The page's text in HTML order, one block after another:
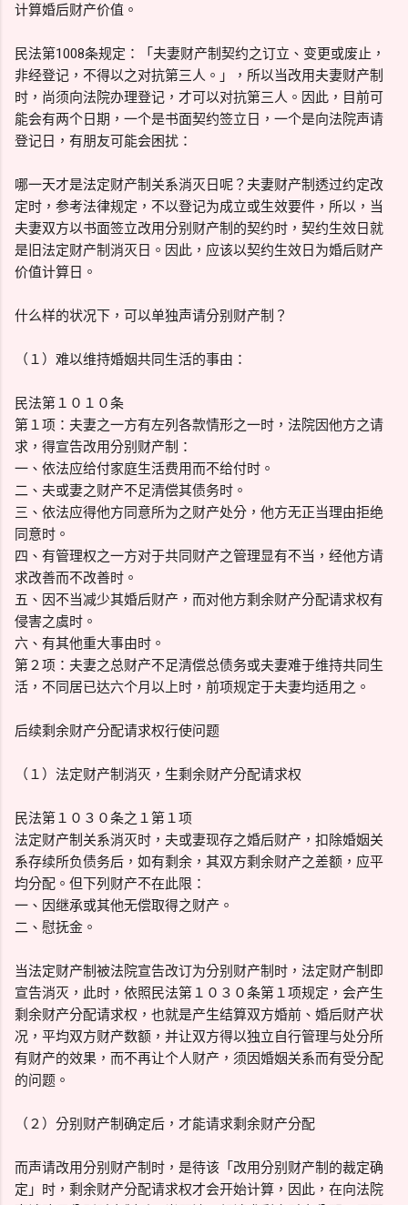
计算婚后财产价值。
民法第1008条规定：「夫妻财产制契约之订立、变更或废止，
非经登记，不得以之对抗第三人。」，所以当改用夫妻财产制
时，尚须向法院办理登记，才可以对抗第三人。因此，目前可
能会有两个日期，一个是书面契约签立日，一个是向法院声请
登记日，有朋友可能会困扰：
哪一天才是法定财产制关系消灭日呢？夫妻财产制透过约定改
定时，参考法律规定，不以登记为成立或生效要件，所以，当
夫妻双方以书面签立改用分别财产制的契约时，契约生效日就
是旧法定财产制消灭日。因此，应该以契约生效日为婚后财产
价值计算日。
什么样的状况下，可以单独声请分别财产制？
（１）难以维持婚姻共同生活的事由：
民法第１０１０条
第１项：夫妻之一方有左列各款情形之一时，法院因他方之请
求，得宣告改用分别财产制：
一、依法应给付家庭生活费用而不给付时。
二、夫或妻之财产不足清偿其债务时。
三、依法应得他方同意所为之财产处分，他方无正当理由拒绝
同意时。
四、有管理权之一方对于共同财产之管理显有不当，经他方请
求改善而不改善时。
五、因不当减少其婚后财产，而对他方剩余财产分配请求权有
侵害之虞时。
六、有其他重大事由时。
第２项：夫妻之总财产不足清偿总债务或夫妻难于维持共同生
活，不同居已达六个月以上时，前项规定于夫妻均适用之。
后续剩余财产分配请求权行使问题
（１）法定财产制消灭，生剩余财产分配请求权
民法第１０３０条之１第１项
法定财产制关系消灭时，夫或妻现存之婚后财产，扣除婚姻关
系存续所负债务后，如有剩余，其双方剩余财产之差额，应平
均分配。但下列财产不在此限：
一、因继承或其他无偿取得之财产。
二、慰抚金。
当法定财产制被法院宣告改订为分别财产制时，法定财产制即
宣告消灭，此时，依照民法第１０３０条第１项规定，会产生
剩余财产分配请求权，也就是产生结算双方婚前、婚后财产状
况，平均双方财产数额，并让双方得以独立自行管理与处分所
有财产的效果，而不再让个人财产，须因婚姻关系而有受分配
的问题。
（２）分别财产制确定后，才能请求剩余财产分配
而声请改用分别财产制时，是待该「改用分别财产制的裁定确
定」时，剩余财产分配请求权才会开始计算，因此，在向法院